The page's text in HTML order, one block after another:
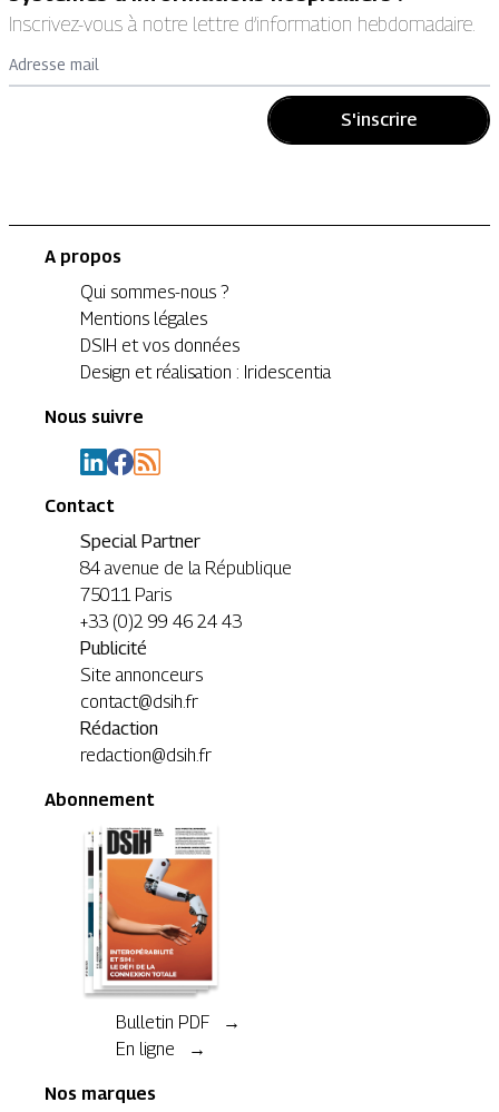
Inscrivez-vous à notre lettre d’information hebdomadaire.
Adresse mail
S'inscrire
A propos
Qui sommes-nous ?
Mentions légales
DSIH et vos données
Design et réalisation : Iridescentia
Nous suivre
Contact
Special Partner
84 avenue de la République
75011 Paris
+33 (0)2 99 46 24 43
Publicité
Site annonceurs
contact@dsih.fr
Rédaction
redaction@dsih.fr
Abonnement
Bulletin PDF →
En ligne →
Nos marques